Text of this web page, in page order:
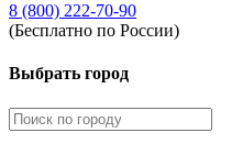
8 (800) 222-70-90
(Бесплатно по России)
Выбрать город